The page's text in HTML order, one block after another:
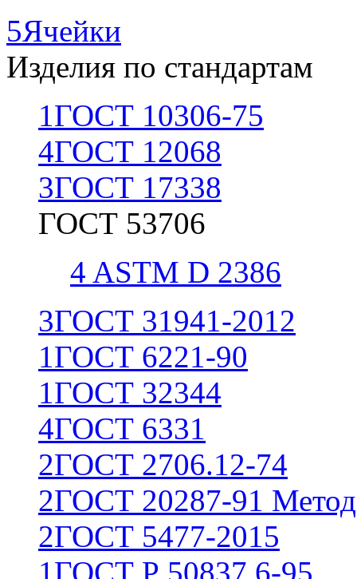
5Ячейки
Изделия по стандартам
1ГОСТ 10306-75
4ГОСТ 12068
3ГОСТ 17338
ГОСТ 53706
4 ASTM D 2386
3ГОСТ 31941-2012
1ГОСТ 6221-90
1ГОСТ 32344
4ГОСТ 6331
2ГОСТ 2706.12-74
2ГОСТ 20287-91
2ГОСТ 5477-2015